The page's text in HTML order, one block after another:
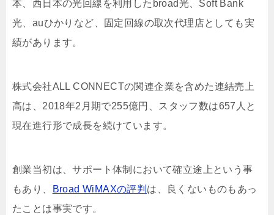
本、西日本の光回線を利用したbroad光、Soft Bank
光、auひかりなど、固定回線の取次代理店としても実
績があります。
株式会社ALL CONNECTの関連企業を含めた連結売上
高は、2018年2月期で255億円、スタッフ数は657人と
現在進行形で成長を続けています。
創業当初は、サポート体制において確立途上という事
もあり、
Broad WiMAXの評判 は、良くないものもあっ
たことは事実です。